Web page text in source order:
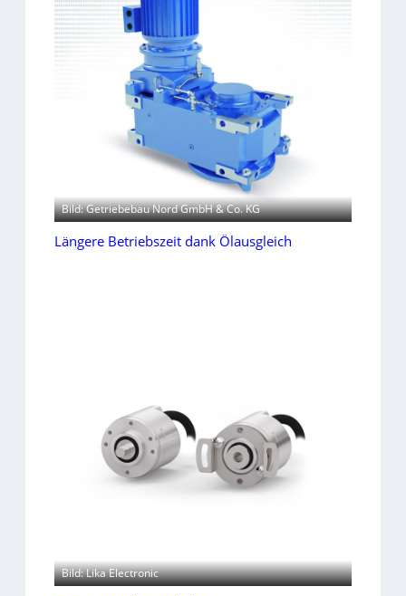
Bild: Getriebebau Nord GmbH & Co. KG
Längere Betriebszeit dank Ölausgleich
Bild: Lika Electronic